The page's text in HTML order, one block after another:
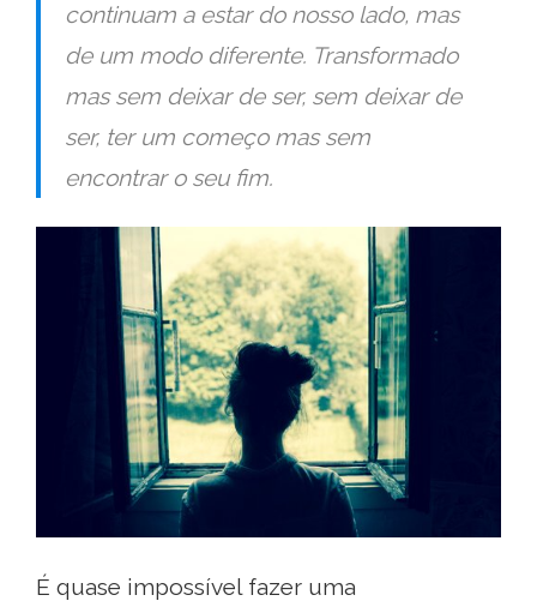
continuam a estar do nosso lado, mas
de um modo diferente. Transformado
mas sem deixar de ser, sem deixar de
ser, ter um começo mas sem
encontrar o seu fim.
É quase impossível fazer uma